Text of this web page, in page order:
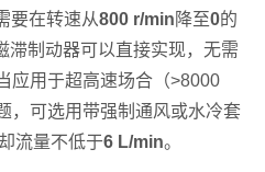
要在转速从800 r/min 降至0的
滞制动器可以直接实现，无需
应用于超高速场合（>8000
，可选用带强制通风或水冷套
流量不低于6 L/min。